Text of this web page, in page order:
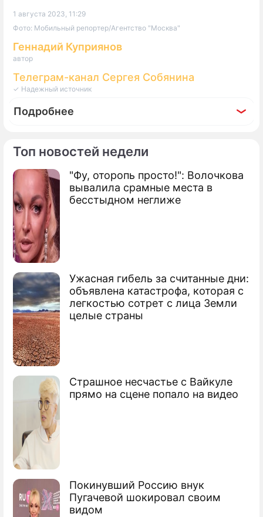
Топ новостей недели
"Фу, оторопь просто!": Волочкова
вывалила срамные места в
бесстыдном неглиже
Ужасная гибель за считанные дни:
объявлена катастрофа, которая с
легкостью сотрет с лица Земли
целые страны
Страшное несчастье с Вайкуле
прямо на сцене попало на видео
Покинувший Россию внук
Пугачевой шокировал своим
видом
1 августа 2023, 11:29
Фото: Мобильный репортер/Агентство "Москва"
Геннадий Куприянов
автор
Телеграм-канал Сергея Собянина
✓ Надежный источник
Подробнее